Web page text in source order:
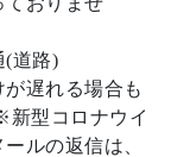
(道路)
遅れる場合も
新型コロナウイ
ルの返信は、